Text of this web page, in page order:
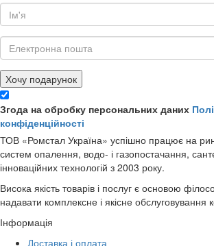
Хочу подарунок
Згода на обробку персональних даних
конфіденційності
ТОВ «Ромстал Україна» успішно працює на
систем опалення, водо- і газопостачання,
інноваційних технологій з 2003 року.
Висока якість товарів і послуг є основою
надавати комплексне і якісне обслуговування
Інформація
Доставка і оплата